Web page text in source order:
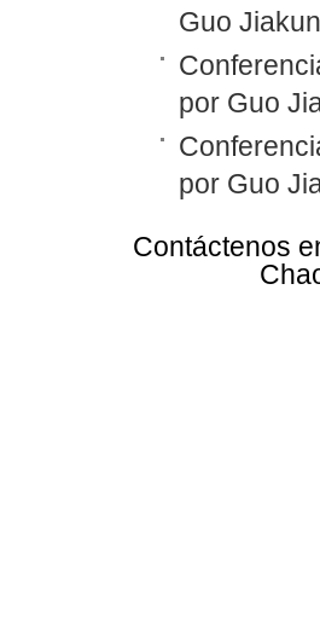
Guo
por Guo
por Guo
Contáctenos